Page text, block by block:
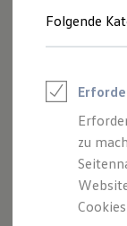
Junge
Leasing
Folgende
zu